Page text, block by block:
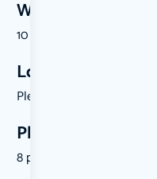
Wanneer?
10 August 2026 | 20:00
Locatie
Pleinzaal ...
Plekken
8 plekken beschikbaar